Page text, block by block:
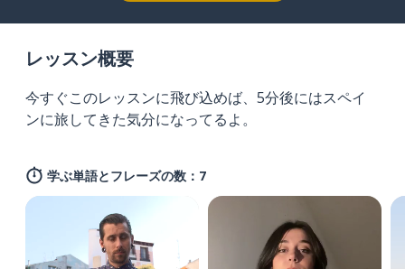
レッスン概要
今すぐこのレッスンに飛び込めば、5分後にはスペイ
ンに旅してきた気分になってるよ。
学ぶ単語とフレーズの数：7